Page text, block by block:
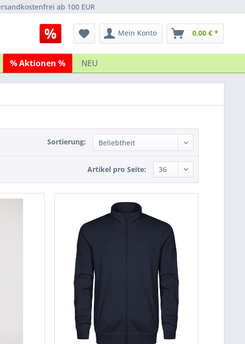
ab 100 EUR
Mein Konto 0,00 € *
% Aktionen % NEU
Sortierung:
Artikel pro Seite: